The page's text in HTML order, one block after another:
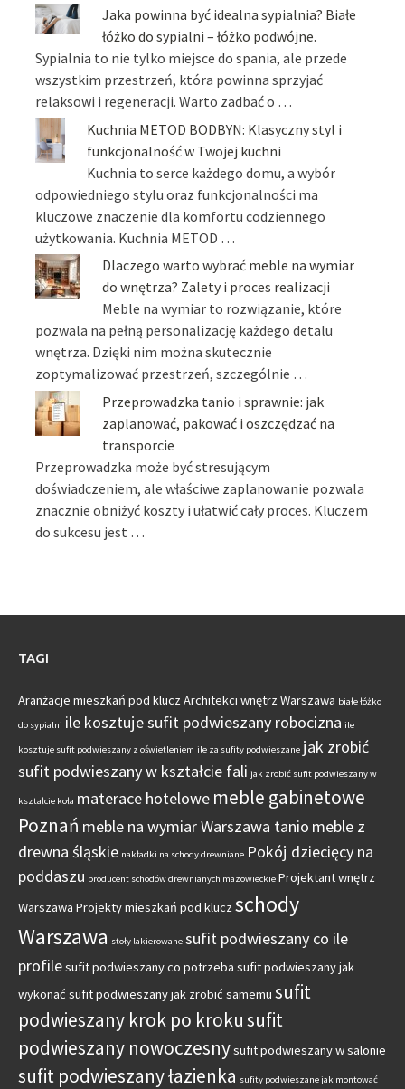
Jaka powinna być idealna sypialnia? Białe
łóżko do sypialni – łóżko podwójne.
Sypialnia to nie tylko miejsce do spania, ale przede
wszystkim przestrzeń, która powinna sprzyjać
relaksowi i regeneracji. Warto zadbać o …
Kuchnia METOD BODBYN: Klasyczny styl i
funkcjonalność w Twojej kuchni
Kuchnia to serce każdego domu, a wybór
odpowiedniego stylu oraz funkcjonalności ma
kluczowe znaczenie dla komfortu codziennego
użytkowania. Kuchnia METOD …
Dlaczego warto wybrać meble na wymiar
do wnętrza? Zalety i proces realizacji
Meble na wymiar to rozwiązanie, które
pozwala na pełną personalizację każdego detalu
wnętrza. Dzięki nim można skutecznie
zoptymalizować przestrzeń, szczególnie …
Przeprowadzka tanio i sprawnie: jak
zaplanować, pakować i oszczędzać na
transporcie
Przeprowadzka może być stresującym
doświadczeniem, ale właściwe zaplanowanie pozwala
znacznie obniżyć koszty i ułatwić cały proces. Kluczem
do sukcesu jest …
TAGI
Aranżacje mieszkań pod klucz Architekci wnętrz Warszawa białe łóżko
do sypialni ile kosztuje sufit podwieszany robocizna ile
kosztuje sufit podwieszany z oświetleniem ile za sufity podwieszane jak zrobić
sufit podwieszany w kształcie fali jak zrobić sufit podwieszany w
kształcie koła materace hotelowe meble gabinetowe
Poznań meble na wymiar Warszawa tanio meble z
drewna śląskie nakładki na schody drewniane Pokój dziecięcy na
poddaszu producent schodów drewnianych mazowieckie Projektant wnętrz
Warszawa Projekty mieszkań pod klucz schody
Warszawa stoły lakierowane sufit podwieszany co ile
profilesufit podwieszany co potrzeba sufit podwieszany jak
wykonać sufit podwieszany jak zrobić samemu sufit
podwieszany krok po krokusufit
podwieszany nowoczesnysufit podwieszany w salonie
sufit podwieszany łazienka sufity podwieszane jak montować